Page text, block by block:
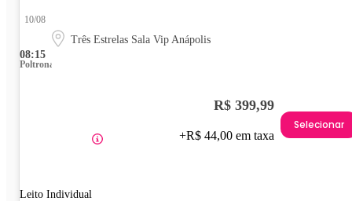
08:15
10/08
Três Estrelas Sala Vip Anápolis
Poltrona
Leito Individual
R$ 399,99
+R$ 44,00 em taxa
Selecionar